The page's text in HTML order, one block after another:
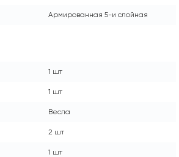
Армированная 5-и слойная
1 шт
1 шт
Весла
2 шт
1 шт